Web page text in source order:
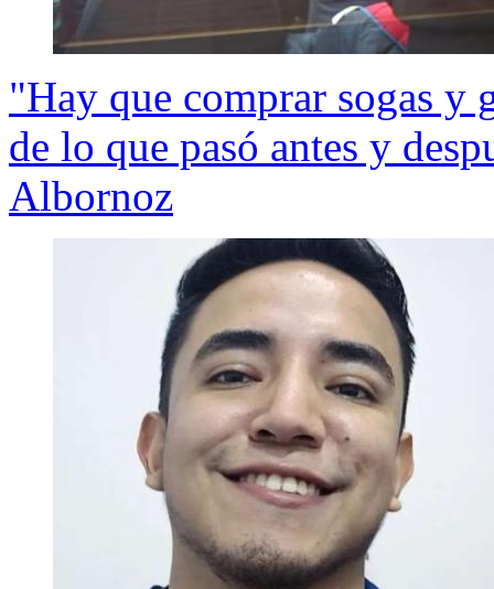
"Hay que comprar sogas y
de lo que pasó antes y
Albornoz